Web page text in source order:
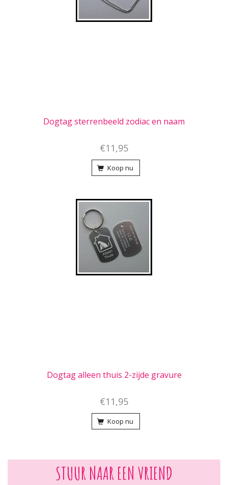
Dogtag sterrenbeeld zodiac en naam
€11,95
Koop nu
Dogtag alleen thuis 2-zijde gravure
€11,95
Koop nu
STUUR NAAR EEN VRIEND